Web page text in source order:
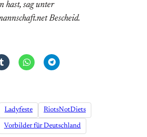
hast, sag unter
Bescheid.
Ladyfeste RiotsNotDiets
Vorbilder für Deutschland